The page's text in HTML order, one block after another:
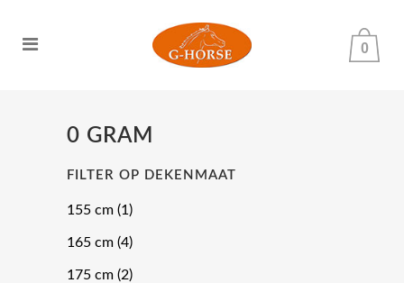
0
0 GRAM
FILTER OP DEKENMAAT
155 cm (1)
165 cm (4)
175 cm (2)